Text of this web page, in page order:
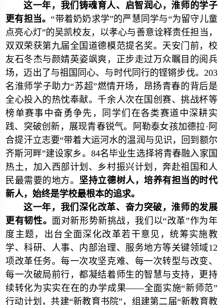
这一年，我们铸魂育人、启智润心，淮师的学子
更有担当。“带着奶奶求学”的严慧同学与“为留守儿童
点亮心灯”的吴凯校友，以孝心与善意诠释责任担当，
双双荣获第九届全国道德模范提名奖。天安门前，校
友石冬杰与颜婧英姿飒爽，正步走过万众瞩目的阅兵
场，迈出了与祖国同心、与时代同行的铿锵步伐。203
名淮师学子助力“苏超”燃情开场，昂扬青春的背后是
全心投入的热忱奉献。千余人次在国创赛、挑战杯等
榜单赛事中奋勇争先，同学们在各类赛道中深耕实
践、突破创新，展现青春锐气。阿勒泰女孩加德拉·阿
合提汗立志要“带着大运河水的温润与见识，回到额尔
齐斯河畔”建设家乡。84名毕业生选择将青春融入家国
热土，加入西部计划、乡村振兴计划，奔赴祖国和人
民最需要的地方。 坚持立德树人，培养有担当的时代
新人，始终是学校最根本的追求。
这一年，我们深化改革、奋力突破，淮师的发展
更有韧性。 面对新形势新挑战，我们以“改革”作为年
度主题，出台全面深化改革若干意见，统筹实施教
学、科研、人事、内部治理、服务地方等关键领域12
项改革任务。每一次攻坚克难、每一次转型与改变、
每一次破局前行，都凝结着师生的智慧与支持，更持
续转化为实实在在的办学成果——全面实施“新师范”
行动计划，共建“新教育书院”，组建第二届“新教育教